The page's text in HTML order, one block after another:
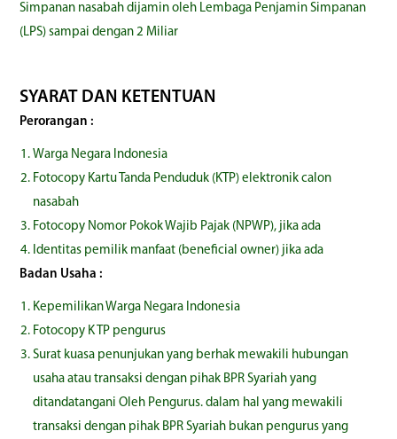
Simpanan nasabah dijamin oleh Lembaga Penjamin Simpanan
(LPS) sampai dengan 2 Miliar
SYARAT DAN KETENTUAN
Perorangan :
Warga Negara Indonesia
Fotocopy Kartu Tanda Penduduk (KTP) elektronik calon
nasabah
Fotocopy Nomor Pokok Wajib Pajak (NPWP), jika ada
Identitas pemilik manfaat (beneficial owner) jika ada
Badan Usaha :
Kepemilikan Warga Negara Indonesia
Fotocopy K TP pengurus
Surat kuasa penunjukan yang berhak mewakili hubungan
usaha atau transaksi dengan pihak BPR Syariah yang
ditandatangani Oleh Pengurus. dalam hal yang mewakili
transaksi dengan pihak BPR Syariah bukan pengurus yang